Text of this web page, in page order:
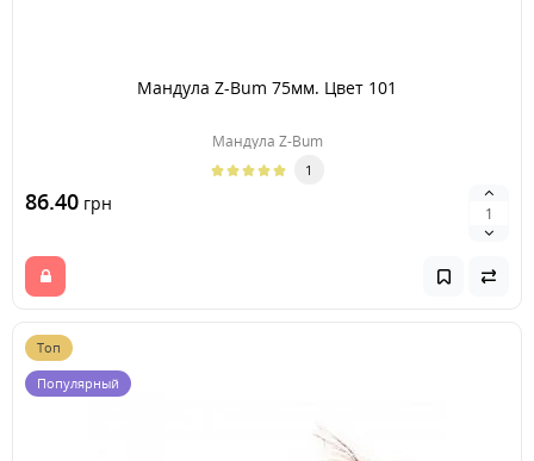
Мандула Z-Bum 75мм. Цвет 101
Мандула Z-Bum
1
86.40 грн
Топ
Популярный